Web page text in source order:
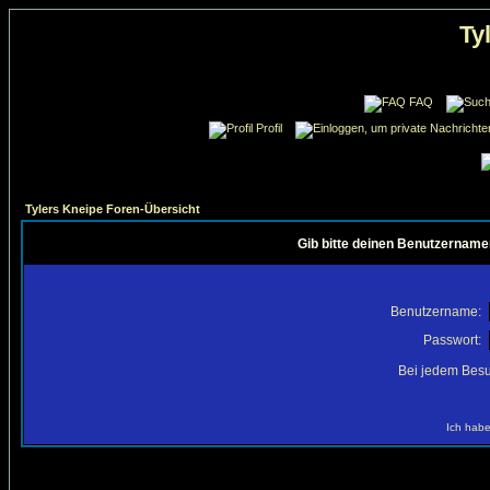
FAQ
Profil
Tylers Kneipe Foren-Übersicht
Gib bitte deinen
Benutzername:
Passwort:
Bei jedem
Ich